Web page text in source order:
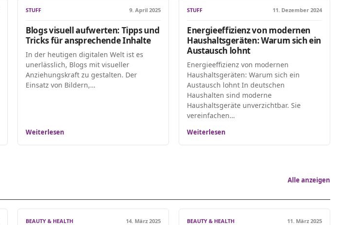
STUFF 9. April 2025
Blogs visuell aufwerten: Tipps und
Tricks für ansprechende Inhalte
In der heutigen digitalen Welt ist es
unerlässlich, Blogs mit visueller
Anziehungskraft zu gestalten. Der
Einsatz von Bildern,…
Weiterlesen
STUFF 11. Dezember 2024
Energieeffizienz von modernen
Haushaltsgeräten: Warum sich ein
Austausch lohnt
Energieeffizienz von modernen
Haushaltsgeräten: Warum sich ein
Austausch lohnt In deutschen
Haushalten sind moderne
Haushaltsgeräte unverzichtbar. Sie
vereinfachen…
Weiterlesen
Alle anzeigen
BEAUTY & HEALTH 14. März 2025 BEAUTY & HEALTH 11. März 2025